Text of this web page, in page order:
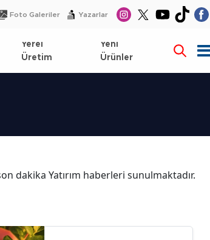
Foto Galeriler Yazarlar
Yerel
Üretim
Yeni
Ürünler
dakika Yatırım haberleri sunulmaktadır.